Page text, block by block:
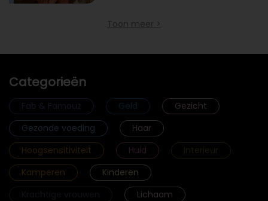
Toon meer >
Categorieën
Fab & Famouz Geld
Gezicht
Gezonde voeding
Haar
Hoogsensitiviteit
Huid
Interieur
Kamperen
Kinderen
Lichaam